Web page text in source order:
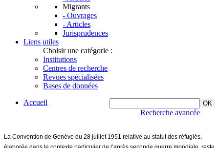
Migrants
- Ouvrages
- Articles
Jurisprudences
Liens utiles
Choisir une catégorie :
Institutions
Centres de recherche
Revues spécialisées
Bases de données
Recherche avancée
Accueil
La Convention de Genève du 28 juillet 1951 relative au statut des réfugiés,